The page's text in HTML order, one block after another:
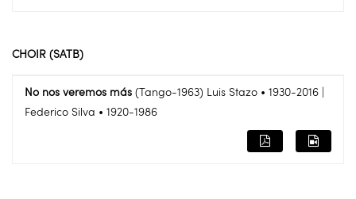
CHOIR (SATB)
No nos veremos más (Tango-1963) Luis Stazo • 1930-2016 |
Federico Silva • 1920-1986